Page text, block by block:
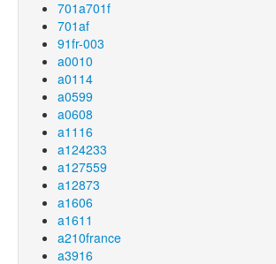
701a701f
701af
91fr-003
a0010
a0114
a0599
a0608
a1116
a124233
a127559
a12873
a1606
a1611
a210france
a3916